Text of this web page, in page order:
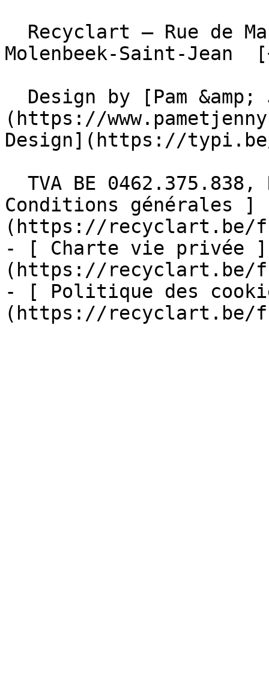
Molenbeek-Saint-
(https://
Design](https://
Conditions générales ]
(https://recyclart.be/
- [ Charte vie privée ]
(https://recyclart.be/
- [ Politique des